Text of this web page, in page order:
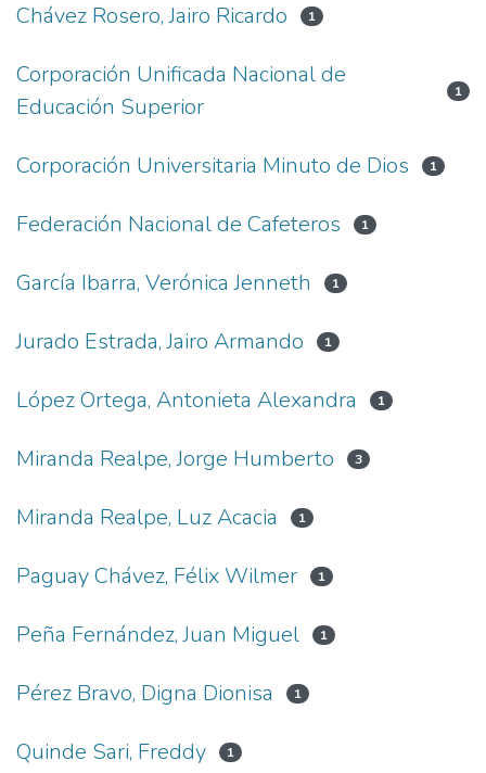
Chávez Rosero, Jairo Ricardo 1
Corporación Unificada Nacional de
Educación Superior
1
Corporación Universitaria Minuto de Dios 1
Federación Nacional de Cafeteros 1
García Ibarra, Verónica Jenneth 1
Jurado Estrada, Jairo Armando 1
López Ortega, Antonieta Alexandra 1
Miranda Realpe, Jorge Humberto 3
Miranda Realpe, Luz Acacia 1
Paguay Chávez, Félix Wilmer 1
Peña Fernández, Juan Miguel 1
Pérez Bravo, Digna Dionisa 1
Quinde Sari, Freddy 1